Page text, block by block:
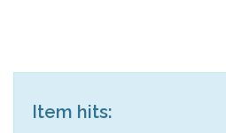
Item hits: